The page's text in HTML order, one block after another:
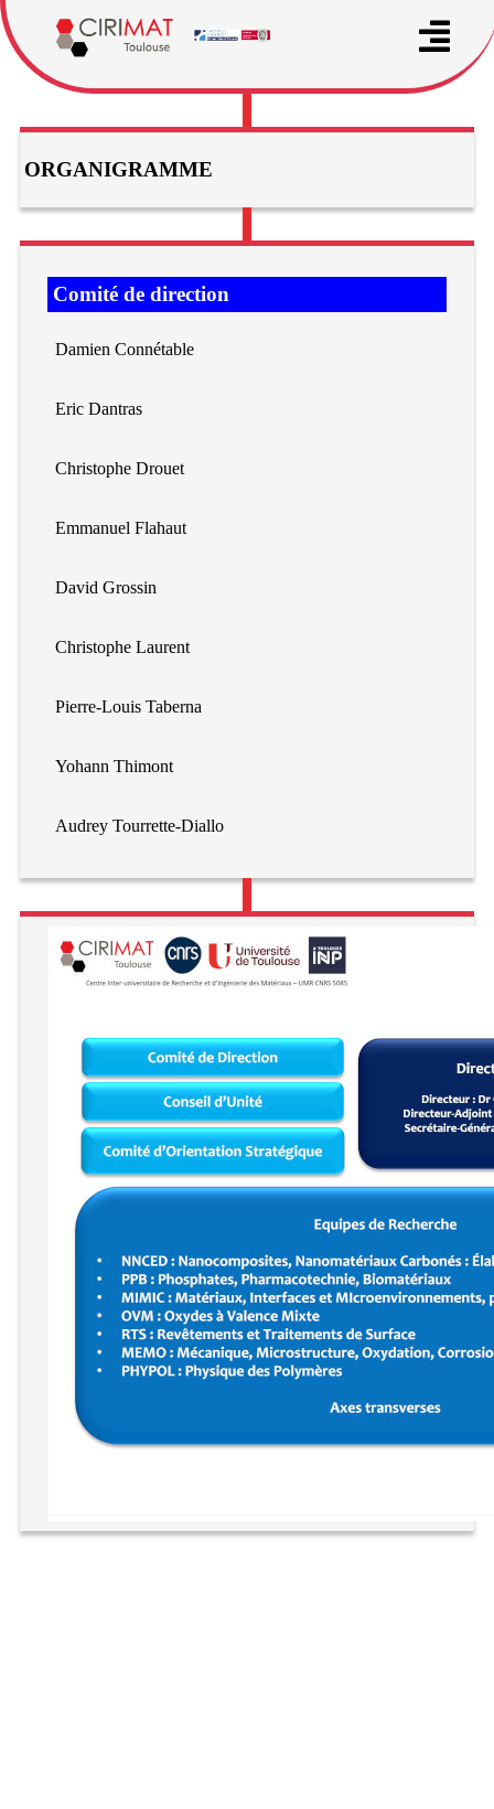
ORGANIGRAMME
Comité de direction
Damien Connétable
Eric Dantras
Christophe Drouet
Emmanuel Flahaut
David Grossin
Christophe Laurent
Pierre-Louis Taberna
Yohann Thimont
Audrey Tourrette-Diallo